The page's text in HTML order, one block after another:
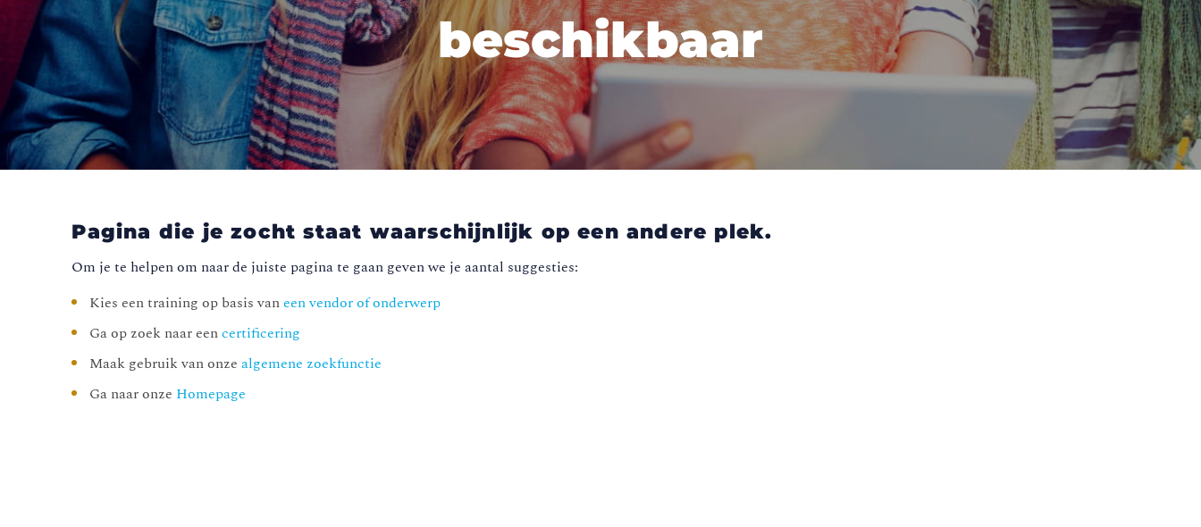
beschikbaar
Pagina die je zocht staat waarschijnlijk op een andere plek.
Om je te helpen om naar de juiste pagina te gaan geven we je aantal suggesties:
Kies een training op basis vaneen vendor of onderwerp
Ga op zoek naar eencertificering
Maak gebruik van onzealgemene zoekfunctie
Ga naar onze Homepage